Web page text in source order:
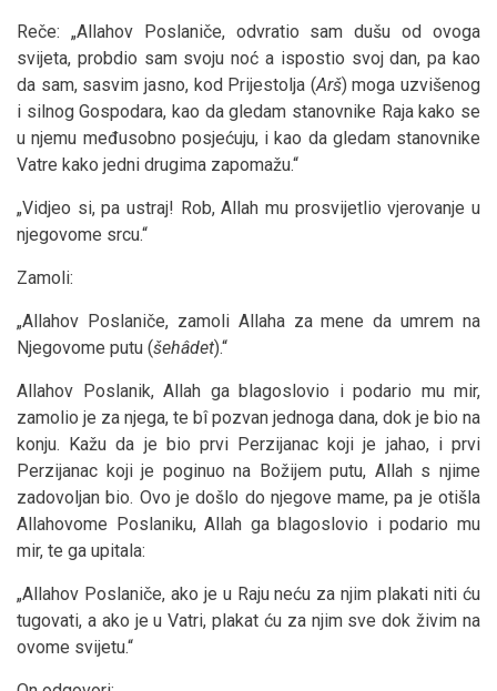
Reče: „Allahov Poslaniče, odvratio sam dušu od ovoga
svijeta, probdio sam svoju noć a ispostio svoj dan, pa kao
da sam, sasvim jasno, kod Prijestolja (Arš) moga uzvišenog
i silnog Gospodara, kao da gledam stanovnike Raja kako se
u njemu međusobno posjećuju, i kao da gledam stanovnike
Vatre kako jedni drugima zapomažu.“
„Vidjeo si, pa ustraj! Rob, Allah mu prosvijetlio vjerovanje u
njegovome srcu.“
Zamoli:
„Allahov Poslaniče, zamoli Allaha za mene da umrem na
Njegovome putu (šehâdet).“
Allahov Poslanik, Allah ga blagoslovio i podario mu mir,
zamolio je za njega, te bî pozvan jednoga dana, dok je bio na
konju. Kažu da je bio prvi Perzijanac koji je jahao, i prvi
Perzijanac koji je poginuo na Božijem putu, Allah s njime
zadovoljan bio. Ovo je došlo do njegove mame, pa je otišla
Allahovome Poslaniku, Allah ga blagoslovio i podario mu
mir, te ga upitala:
„Allahov Poslaniče, ako je u Raju neću za njim plakati niti ću
tugovati, a ako je u Vatri, plakat ću za njim sve dok živim na
ovome svijetu.“